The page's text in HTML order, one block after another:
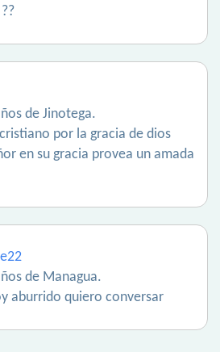
de Jinotega.
por la gracia de dios
en su gracia provea un amada
de Managua.
aburrido quiero conversar